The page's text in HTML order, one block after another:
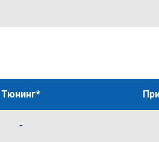
Тюнинг*
-